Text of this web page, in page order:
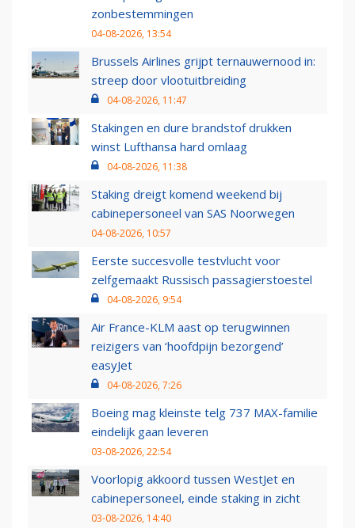
zonbestemmingen
04-08-2026, 13:54
Brussels Airlines grijpt ternauwernood in:
streep door vlootuitbreiding
04-08-2026, 11:47
Stakingen en dure brandstof drukken
winst Lufthansa hard omlaag
04-08-2026, 11:38
Staking dreigt komend weekend bij
cabinepersoneel van SAS Noorwegen
04-08-2026, 10:57
Eerste succesvolle testvlucht voor
zelfgemaakt Russisch passagierstoestel
04-08-2026, 9:54
Air France-KLM aast op terugwinnen
reizigers van ‘hoofdpijn bezorgend’
easyJet
04-08-2026, 7:26
Boeing mag kleinste telg 737 MAX-familie
eindelijk gaan leveren
03-08-2026, 22:54
Voorlopig akkoord tussen WestJet en
cabinepersoneel, einde staking in zicht
03-08-2026, 14:40